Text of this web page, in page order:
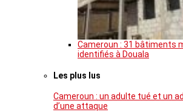
Cameroun : 31 bâtiments
identifiés à Douala
Les plus lus
Cameroun : un adulte tué et un
d’une attaque